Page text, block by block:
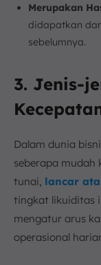
Merupakan
didapatkan
sebelumnya.
3. Jenis-
Dalam dunia
seberapa mudah
tunai, lancar
tingkat likuiditas
mengatur arus
operasional